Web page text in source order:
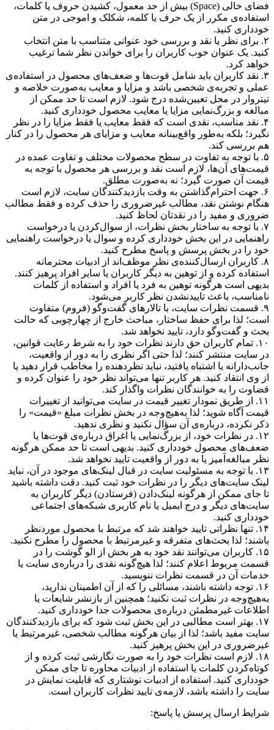
فضای خالی (Space) بیش از حد معمول، کشیدن حروف یا کلمات،
استفاده‌ی مکرر از یک حرف یا کلمه، شکلک و اموجی در متن
خودداری کنید.
۲. برای نظر یا نقد و بررسی خود عنوانی متناسب با متن انتخاب
کنید. یک عنوان خوب کاربران را برای خواندن نظر شما ترغیب
خواهد کرد.
۳. نقد کاربران باید شامل قوت‌ها و ضعف‌های محصول در استفاده‌ی
عملی و تجربه‌ی شخصی باشد و مزایا و معایب به‌صورت خلاصه و
تیتروار در محل تعیین‌شده درج شود. لازم است تا حد ممکن از
مبالغه و بزرگ‌نمایی مزایا یا معایب محصول خودداری کنید.
۴. نقد مناسب، نقدی است که فقط معایب یا فقط مزایا را در نظر
نگیرد؛ بلکه به‌طور واقع‌بینانه معایب و مزایای هر محصول را در کنار
هم بررسی کند.
۵. با توجه به تفاوت در سطح محصولات مختلف و تفاوت عمده در
قیمت‌های آن‌ها، لازم است نقد و بررسی هر محصول با توجه به
قیمت آن صورت گیرد؛ نه به‌صورت مطلق.
۶. جهت احترام‌گذاشتن به وقت بازدیدکنندگان سایت، لازم است
هنگام نوشتن نقد، مطالب غیرضروری را حذف کرده و فقط مطالب
ضروری و مفید را در نقدتان لحاظ کنید.
۷. با توجه به ساختار بخش نظرات، از سوال‌کردن یا درخواست
راهنمایی در این بخش خودداری کرده و سوال یا درخواست راهنمایی
خود را در بخش پرسش و پاسخ مطرح کنید.
۸. کاربران ارسال‌کننده‌ی نظر موظف‌اند از ادبیات محترمانه
استفاده کرده و از توهین به دیگر کاربران یا سایر افراد پرهیز کنند.
بدیهی است هرگونه توهین به فرد یا افراد و استفاده از کلمات
نامناسب، باعث تاییدنشدن نظر کاربر می‌شود.
۹. قسمت نظرات سایت، با تالارهای گفت‌وگو (فروم) متفاوت
است؛ لذا برای حفظ ساختار، مباحث خارج از چهارچوبی که حالت
بحث و گفت‌وگو دارد، تایید نخواهد شد.
۱۰. تمام کاربران حق دارند نظرات خود را به شرط رعایت قوانین،
در سایت منتشر کنند؛ لذا حتی اگر نظری را به دور از واقعیت،
جانب‌دارانه یا اشتباه یافتید، نباید نظردهنده را مخاطب قرار دهید یا
از وی انتقاد کنید. هر کاربر تنها می‌تواند نظر خود را عنوان کرده و
قضاوت را به خوانندگان نظرات واگذار کند.
۱۱. از طریق نمودار تغییر قیمت در سایت می‌توانید از تغییرات
قیمت آگاه شوید؛ لذا به‌هیچ‌وجه در بخش نظرات مبلغ «قیمت» را
ذکر نکرده، درباره‌ی آن سؤال نکنید و نظری ندهید.
۱۲. در نظرات خود، از بزرگ‌نمایی یا اغراق درباره‌ی قوت‌ها یا
ضعف‌های محصول خودداری کنید. بدیهی است تا حد ممکن هرگونه
نظر مبالغه‌آمیز یا به دور از واقعیت تایید نخواهد شد.
۱۳. با توجه به مسئولیت سایت در قبال لینک‌های موجود در آن، نباید
لینک سایت‌های دیگر را در نظرات خود ثبت کنید. دقت داشته باشید
تا جای ممکن از هرگونه لینک‌دادن (فرستادن) دیگر کاربران به
سایت‌های دیگر و درج ایمیل یا نام کاربری شبکه‌های اجتماعی
خودداری کنید.
۱۴. تنها نظراتی تایید خواهند شد که مرتبط با محصول موردنظر
باشند؛ لذا بحث‌های متفرقه و غیرمرتبط با محصول را مطرح نکنید.
۱۵. کاربران می‌توانند نقد خود به هر بخش از الو گوشت را در
قسمت مربوط اعلام کنند؛ لذا هیچ‌گونه نقدی را درباره‌ی سایت یا
خدمات آن در قسمت نظرات ننویسید.
۱۶. توجه داشته باشند، مسائلی را که از آن اطمینان ندارید،
به‌هیچ‌وجه در نظرات ثبت نکنید؛ همچنین از بازنشر شایعات یا
اطلاعات غیرمطمئن درباره‌ی محصولات جدا خودداری کنید.
۱۷. بهتر است مطالبی در این بخش ثبت شود که برای بازدیدکنندگان
سایت مفید باشد؛ لذا از بیان هرگونه مطالب شخصی، غیرمرتبط یا
غیرضروری در این بخش پرهیز کنید.
۱۸. لازم است نظرات خود را به صورت نگارشی ثبت کرده و از
کوتاه‌کردن کلمات یا استفاده از ادبیات محاوره تا جای ممکن
خودداری کنید. استفاده از ادبیات نوشتاری که قابلیت نمایش در
سایت را داشته باشد، لازمه‌ی تایید نظرات کاربران است.
شرایط ارسال پرسش یا پاسخ: